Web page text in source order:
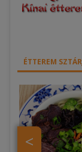
ÉTTEREM
<